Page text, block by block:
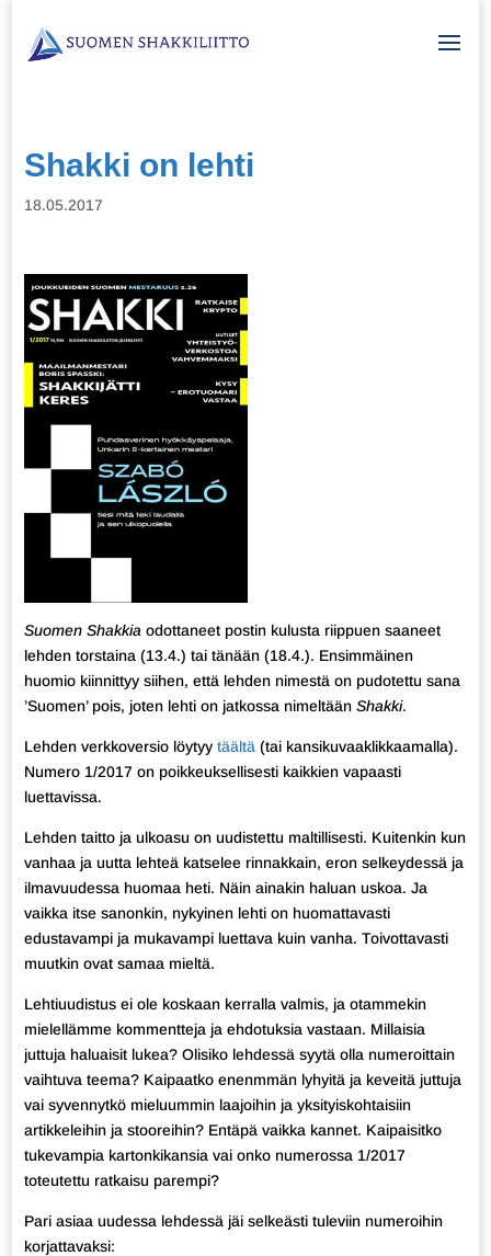
Shakki on lehti
18.05.2017
Suomen Shakkia odottaneet postin kulusta riippuen saaneet
lehden torstaina (13.4.) tai tänään (18.4.). Ensimmäinen
huomio kiinnittyy siihen, että lehden nimestä on pudotettu sana
’Suomen’ pois, joten lehti on jatkossa nimeltään Shakki.
Lehden verkkoversio löytyy täältä (tai kansikuvaaklikkaamalla).
Numero 1/2017 on poikkeuksellisesti kaikkien vapaasti
luettavissa.
Lehden taitto ja ulkoasu on uudistettu maltillisesti. Kuitenkin kun
vanhaa ja uutta lehteä katselee rinnakkain, eron selkeydessä ja
ilmavuudessa huomaa heti. Näin ainakin haluan uskoa. Ja
vaikka itse sanonkin, nykyinen lehti on huomattavasti
edustavampi ja mukavampi luettava kuin vanha. Toivottavasti
muutkin ovat samaa mieltä.
Lehtiuudistus ei ole koskaan kerralla valmis, ja otammekin
mielellämme kommentteja ja ehdotuksia vastaan. Millaisia
juttuja haluaisit lukea? Olisiko lehdessä syytä olla numeroittain
vaihtuva teema? Kaipaatko enenmmän lyhyitä ja keveitä juttuja
vai syvennytkö mieluummin laajoihin ja yksityiskohtaisiin
artikkeleihin ja stooreihin? Entäpä vaikka kannet. Kaipaisitko
tukevampia kartonkikansia vai onko numerossa 1/2017
toteutettu ratkaisu parempi?
Pari asiaa uudessa lehdessä jäi selkeästi tuleviin numeroihin
korjattavaksi: